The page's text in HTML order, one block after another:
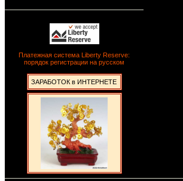
Платежная система Liberty Reserve:
порядок регистрации на русском
ЗАРАБОТОК в ИНТЕРНЕТЕ